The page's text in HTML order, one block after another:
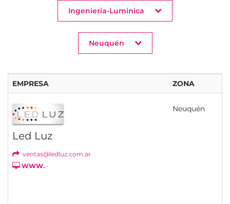
Ingenieria-Luminica
Neuquén
EMPRESA ZONA
Led Luz
ventas@ledluz.com.ar
WWW. -
Neuquén